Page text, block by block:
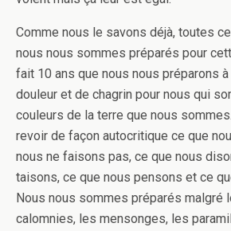
Comme nous le savons déjà, toutes
nous nous sommes préparés pour
fait 10 ans que nous nous préparons
douleur et de chagrin pour nous qui
couleurs de la terre que nous
revoir de façon autocritique ce que
nous ne faisons pas, ce que nous
taisons, ce que nous pensons et ce
Nous nous sommes préparés malgré
calomnies, les mensonges, les